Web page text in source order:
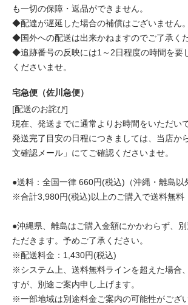
も一切の保障・返品ができません。
◆配達が遅延した場合の補償はございません。
◆国外への配送は出来かねますのでご了承くだ
◆追跡番号の反映には1～2日程度の時間を要
くださいませ。
宅急便（佐川急便）
[配送のお詫び]
現在、発送までに通常よりお時間をいただい
発送完了目安の日程につきましては、当店か
文確認メール」にてご確認くださいませ。
●送料：全国一律 660円(税込)（沖縄・離島以
※合計3,980円(税込)以上のご購入で送料無料
●沖縄県、離島はご購入金額にかかわらず、
ただきます。予めご了承ください。
※配送料金：1,430円(税込)
※システム上、送料無料ラインを超えた場合
すが、別途ご案内申し上げます。
※一部地域は別途料金ご案内の可能性がござ